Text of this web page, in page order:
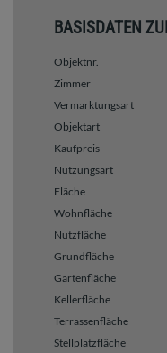
BASISDATEN
Objektnr.
Zimmer
Vermarktungsart
Objektart
Kaufpreis
Nutzungsart
Fläche
Wohnfläche
Nutzfläche
Grundfläche
Gartenfläche
Kellerfläche
Terrassenfläche
Stellplatzfläche